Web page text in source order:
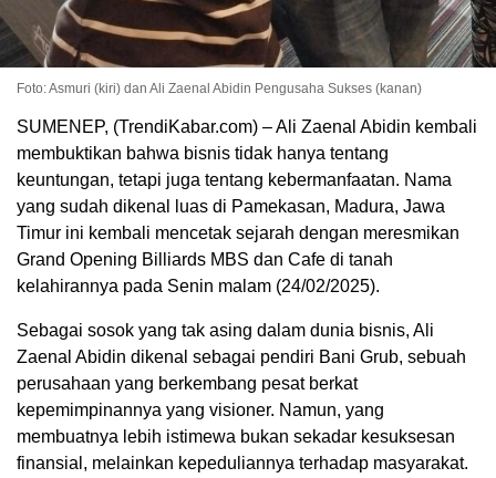
Foto: Asmuri (kiri) dan Ali Zaenal Abidin Pengusaha Sukses (kanan)
SUMENEP, (TrendiKabar.com) – Ali Zaenal Abidin kembali
membuktikan bahwa bisnis tidak hanya tentang
keuntungan, tetapi juga tentang kebermanfaatan. Nama
yang sudah dikenal luas di Pamekasan, Madura, Jawa
Timur ini kembali mencetak sejarah dengan meresmikan
Grand Opening Billiards MBS dan Cafe di tanah
kelahirannya pada Senin malam (24/02/2025).
Sebagai sosok yang tak asing dalam dunia bisnis, Ali
Zaenal Abidin dikenal sebagai pendiri Bani Grub, sebuah
perusahaan yang berkembang pesat berkat
kepemimpinannya yang visioner. Namun, yang
membuatnya lebih istimewa bukan sekadar kesuksesan
finansial, melainkan kepeduliannya terhadap masyarakat.